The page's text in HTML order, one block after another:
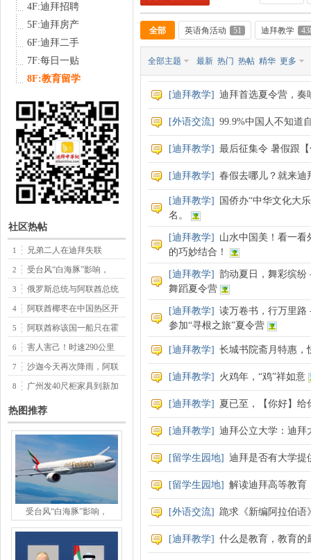
传
全部 英语角活动 51 迪拜教学
全部主题 最新 热门 热帖 精华 更多
[迪拜教学] 迪拜首选夏令营，奏
[外语交流] 99.9%中国人不知道
[迪拜教学] 最后征集令 暑假跟
[迪拜教学] 春假去哪儿？就来迪
[迪拜教学]
国侨办“中华文化大
名。
[迪拜教学]
山水中国美！看一看
的巧妙结合！
[迪拜教学] 韵动夏日，舞彩缤
舞蹈夏令营
[迪拜教学] 读万卷书，行万里
参加“寻根之旅”夏令营
[迪拜教学] 长城书院斋月特惠，
[迪拜教学] 火鸡年，“鸡”祥如意
[迪拜教学] 夏已至，【你好】给
[迪拜教学] 迪拜公立大学：迪拜
[留学生园地] 迪拜是否有大学提
[留学生园地] 解读迪拜高等教育
[外语交流] 跪求《新编阿拉伯语
[迪拜教学] 什么是教育，教育的
4F:迪拜招聘
5F:迪拜房产
6F:迪拜二手
7F:每日一贴
8F:教育留学
社区热帖
1 兄弟二人在迪拜失联
2 受台风“白海豚”影响，
3 俄罗斯总统与阿联酋总统
4 阿联酋椰枣在中国热区开
5 阿联酋称该国一船只在霍
6 害人害己！时速290公里
7 沙迦今天再次降雨，阿联
8 广州发40尺柜家具到新加
热图推荐
受台风“白海豚”影响，